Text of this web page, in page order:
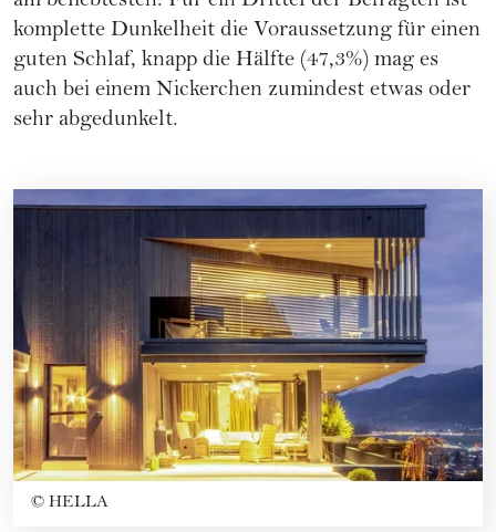
komplette Dunkelheit die Voraussetzung für einen
guten Schlaf, knapp die Hälfte (47,3%) mag es
auch bei einem Nickerchen zumindest etwas oder
sehr abgedunkelt.
© HELLA